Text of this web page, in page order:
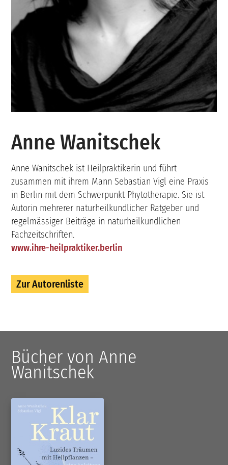
Anne Wanitschek
Anne Wanitschek ist Heilpraktikerin und führt
zusammen mit ihrem Mann Sebastian Vigl eine Praxis
in Berlin mit dem Schwerpunkt Phytotherapie. Sie ist
Autorin mehrerer naturheilkundlicher Ratgeber und
regelmässiger Beiträge in naturheilkundlichen
Fachzeitschriften.
www.ihre-heilpraktiker.berlin
Zur Autorenliste
Bücher von Anne
Wanitschek